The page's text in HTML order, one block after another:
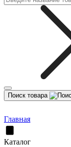
Поиск товара
Главная
Каталог